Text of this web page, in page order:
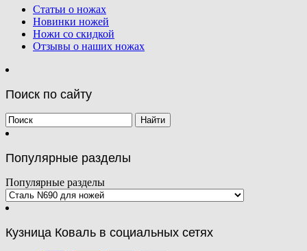
Статьи о ножах
Новинки ножей
Ножи со скидкой
Отзывы о наших ножах
Поиск по сайту
Популярные разделы
Популярные разделы
Кузница Коваль в социальных сетях